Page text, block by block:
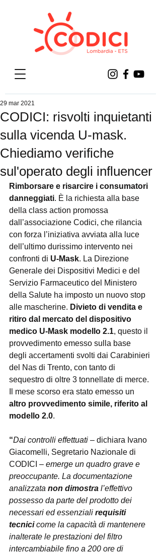
CODICI: risvolti inquietanti
sulla vicenda U-mask.
Chiediamo verifiche
sul'operato degli influencer
29 mar 2021
Rimborsare e risarcire i consumatori
danneggiati. È la richiesta alla base
della class action promossa
dall’associazione Codici, che rilancia
con forza l’iniziativa avviata alla luce
dell’ultimo durissimo intervento nei
confronti di U-Mask. La Direzione
Generale dei Dispositivi Medici e del
Servizio Farmaceutico del Ministero
della Salute ha imposto un nuovo stop
alle mascherine. Divieto di vendita e
ritiro dal mercato del dispositivo
medico U-Mask modello 2.1, questo il
provvedimento emesso sulla base
degli accertamenti svolti dai Carabinieri
del Nas di Trento, con tanto di
sequestro di oltre 3 tonnellate di merce.
Il mese scorso era stato emesso un
altro provvedimento simile, riferito al
modello 2.0.
“Dai controlli effettuati – dichiara Ivano
Giacomelli, Segretario Nazionale di
CODICI – emerge un quadro grave e
preoccupante. La documentazione
analizzata non dimostra l’effettivo
possesso da parte del prodotto dei
necessari ed essenziali requisiti
tecnici come la capacità di mantenere
inalterate le prestazioni del filtro
intercambiabile fino a 200 ore di